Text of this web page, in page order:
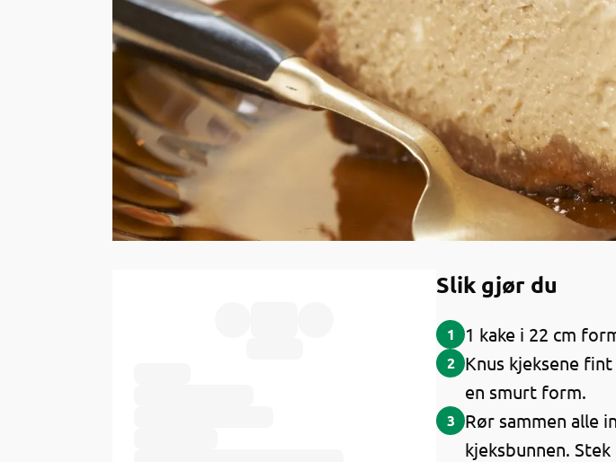
Slik gjør du
1 1 kake i 22 cm
2 Knus kjeksene
en smurt form.
3
Rør sammen alle
kjeksbunnen.